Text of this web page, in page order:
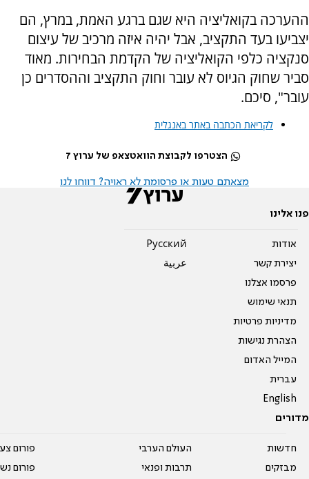
ההערכה בקואליציה היא שגם ברגע האמת, במרץ, הם
יצביעו בעד התקציב, אבל יהיה איזה מרכיב של עיצום
סנקציה כלפי הקואליציה של הקדמת הבחירות. מאוד
סביר שחוק הגיוס לא עובר וחוק התקציב וההסדרים כן
עובר", סיכם.
לקריאת הכתבה באתר באנגלית
הצטרפו לקבוצת הוואטצאפ של ערוץ 7
מצאתם טעות או פרסומת לא ראויה? דווחו לנו
פנו אלינו
אודות
יצירת קשר
פרסמו אצלנו
תנאי שימוש
מדיניות פרטיות
הצהרת נגישות
המייל האדום
עברית
English
Pусский
عربية
מדורים
חדשות
מבזקים
העולם הערבי
תרבות ופנאי
פורום
פורום